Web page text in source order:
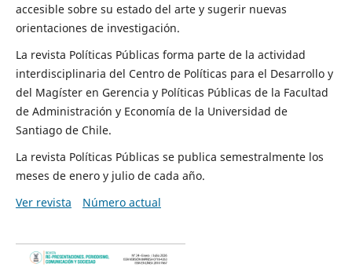
accesible sobre su estado del arte y sugerir nuevas
orientaciones de investigación.
La revista Políticas Públicas forma parte de la actividad
interdisciplinaria del Centro de Políticas para el Desarrollo y
del Magíster en Gerencia y Políticas Públicas de la Facultad
de Administración y Economía de la Universidad de
Santiago de Chile.
La revista Políticas Públicas se publica semestralmente los
meses de enero y julio de cada año.
Ver revista
Número actual